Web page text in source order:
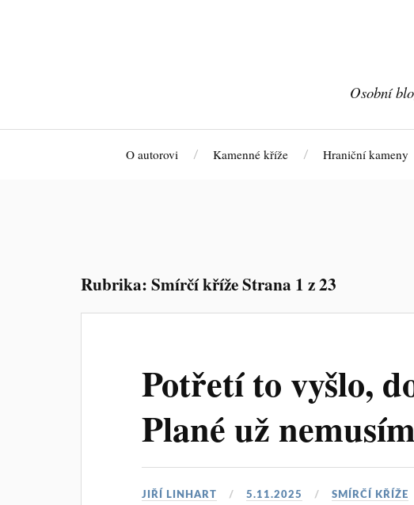
Osobní
O autorovi Kamenné kříže Hraniční kameny
Rubrika:Smírčí křížeStrana 1 z 23
Potřetí to vyšlo,
Plané už
JIŘÍ LINHART 5.11.2025 SMÍRČÍ KŘÍŽE